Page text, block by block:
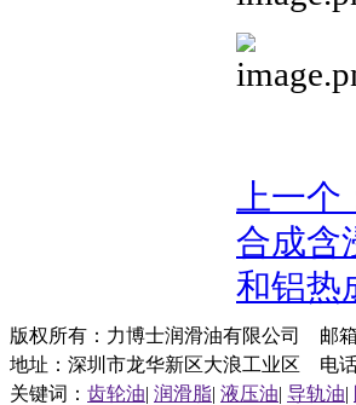
上一
合成含
和铝热
版权所有：力博士润滑油有限公司 邮
地址：深圳市龙华新区大浪工业区 电
关键词： 齿轮油| 润滑脂| 液压油| 导轨油|